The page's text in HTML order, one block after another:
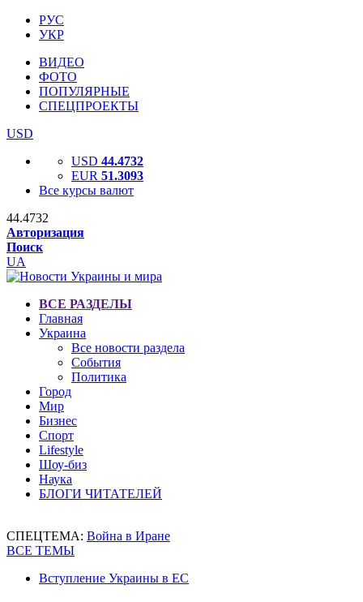
РУС
УКР
ВИДЕО
ФОТО
ПОПУЛЯРНЫЕ
СПЕЦПРОЕКТЫ
USD
USD 44.4732
EUR 51.3093
Все курсы валют
44.4732
Авторизация
Поиск
UA
ВСЕ РАЗДЕЛЫ
Главная
Украина
Все новости раздела
События
Политика
Город
Мир
Бизнес
Спорт
Lifestyle
Шоу-биз
Наука
БЛОГИ ЧИТАТЕЛЕЙ
СПЕЦТЕМА: Война в Иране
ВСЕ ТЕМЫ
Вступление Украины в ЕС